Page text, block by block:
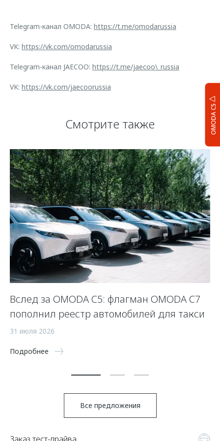
OMODA C5
Telegram-канал OMODA: https://t.me/omodarussia
VK: https://vk.com/omodarussia
Telegram-канал JAECOO: https://t.me/jaecoo\_russia
VK: https://vk.com/jaecoorussia
Смотрите также
Вслед за OMODA C5: флагман OMODA C7
пополнил реестр автомобилей для такси
31 июля 2026
Подробнее
Все предложения